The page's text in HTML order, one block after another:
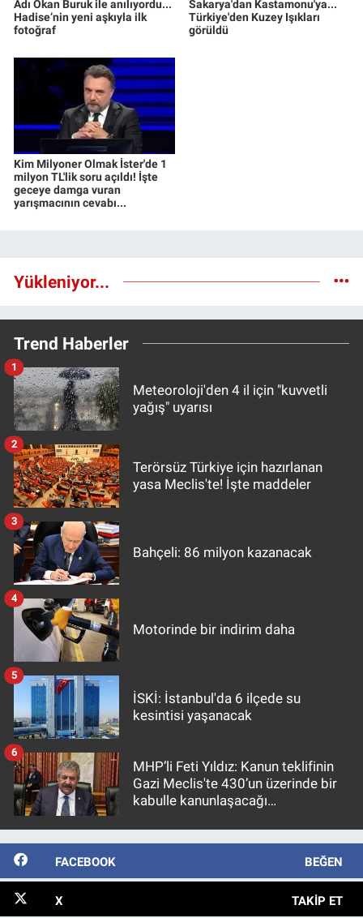
Adı Okan Buruk ile anılıyordu...
Hadise’nin yeni aşkıyla ilk
fotoğraf
Sakarya'dan Kastamonu'ya...
Türkiye'den Kuzey Işıkları
görüldü
Kim Milyoner Olmak İster'de 1
milyon TL'lik soru açıldı! İşte
geceye damga vuran
yarışmacının cevabı...
Yükleniyor...
Trend Haberler
Meteoroloji'den 4 il için "kuvvetli
yağış" uyarısı
1
Terörsüz Türkiye için hazırlanan
yasa Meclis'te! İşte maddeler
2
Bahçeli: 86 milyon kazanacak
3
Motorinde bir indirim daha
4
İSKİ: İstanbul'da 6 ilçede su
kesintisi yaşanacak
5
MHP’li Feti Yıldız: Kanun teklifinin
Gazi Meclis'te 430’un üzerinde bir
kabulle kanunlaşacağı
6
FACEBOOK BEĞEN
X TAKIP ET